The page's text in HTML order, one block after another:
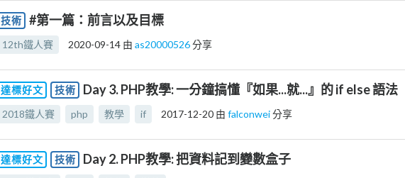
技術 #第一篇：前言以及目標
12th鐵人賽 2020-09-14 由 as20000526分享
達標好文 技術 Day 3. PHP教學: 一分鐘搞懂『如果...就...』的 if else 語法
2018鐵人賽 php 教學 if 2017-12-20 由 falconwei分享
達標好文 技術 Day 2. PHP教學: 把資料記到變數盒子